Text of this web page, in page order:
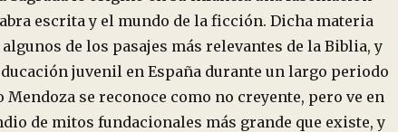
escrita y el mundo de la ficción. Dicha materia
de los pasajes más relevantes de la Biblia, y
juvenil en España durante un largo periodo
Mendoza se reconoce como no creyente, pero ve en
de mitos fundacionales más grande que existe, y